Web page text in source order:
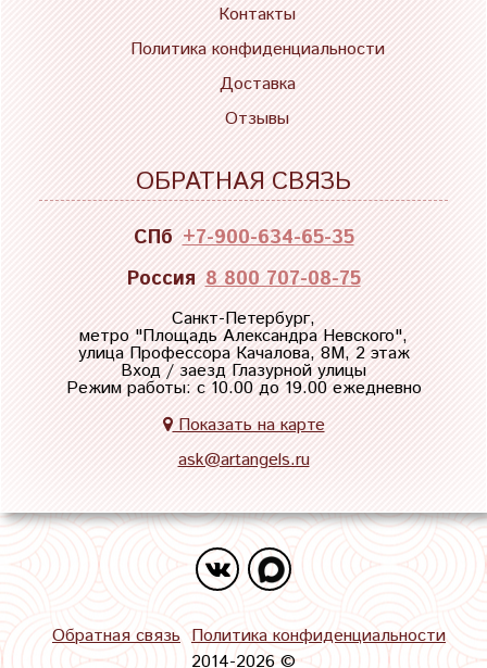
Контакты
Политика конфиденциальности
Доставка
Отзывы
ОБРАТНАЯ СВЯЗЬ
СПб +7-900-634-65-35
Россия 8 800 707-08-75
Санкт-Петербург,
метро "Площадь Александра Невского",
улица Профессора Качалова, 8М, 2 этаж
Вход / заезд Глазурной улицы
Режим работы: с 10.00 до 19.00 ежедневно
Показать на карте
ask@artangels.ru
Обратная связь Политика конфиденциальности
2014-2026 ©